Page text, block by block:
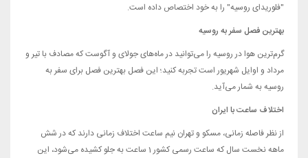
"فلوریدای روسیه" را به خود اختصاص داده است.
بهترین فصل سفر به روسیه
گرم‌ترین هوا در روسیه را می‌توانید در ماه‌های جولای و آگوست که مصادف با تیر و
مرداد و اوایل شهریور است تجربه کنید؛ این فصل بهترین فصل برای سفر به
روسیه به شمار می‌آید.
اختلاف ساعت با ایران
از نظر فاصله زمانی، مسکو و تهران نیم ساعت اختلاف زمانی دارند که در شش
ماهه نخست سال که ساعت رسمی کشور 1 ساعت به جلو کشیده می‌شود، این